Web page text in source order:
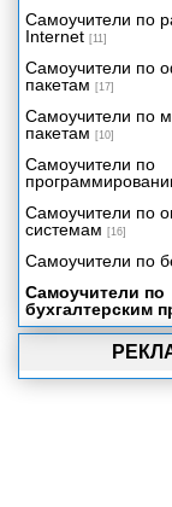
формами
Контроль
Монитор
Сервисные
Редактор текстов
Самоучители по
Internet [11]
Самоучители по
пакетам [17]
Самоучители по
пакетам [10]
Самоучители по
Самоучители по
системам [16]
Самоучители по
Самоучители по
бухгалтерским